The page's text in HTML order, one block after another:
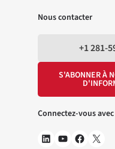
Nous contacter
+1 281-
S'ABONNER À
Connectez-vous